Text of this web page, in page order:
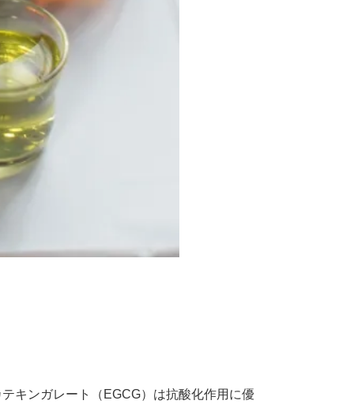
キンガレート（EGCG）は抗酸化作用に優